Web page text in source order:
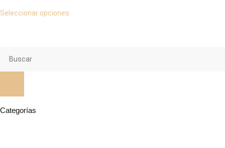
Seleccionar opciones
Categorías